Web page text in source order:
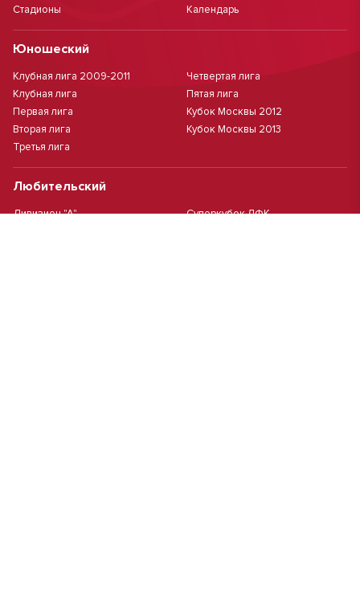
Стадионы
Календарь
Юношеский
Клубная лига 2009-2011
Клубная лига
Первая лига
Вторая лига
Третья лига
Четвертая лига
Пятая лига
Кубок Москвы 2012
Кубок Москвы 2013
Любительский
Дивизион "А"
Суперкубок ЛФК